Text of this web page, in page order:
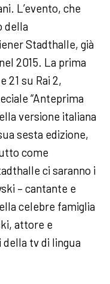
L’evento, che
della
Stadthalle, già
2015. La prima
21 su Rai 2,
“Anteprima
versione italiana
sesta edizione,
come
ci saranno i
– cantante e
celebre famiglia
attore e
tv di lingua